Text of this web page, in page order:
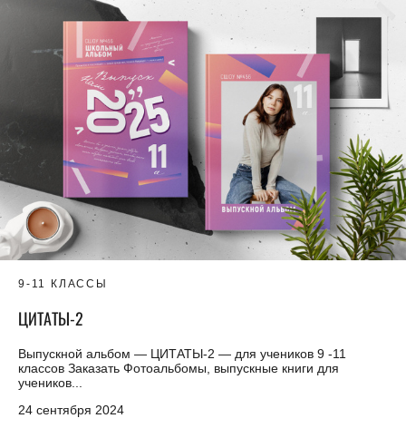
9-11 КЛАССЫ
ЦИТАТЫ-2
Выпускной альбом — ЦИТАТЫ-2 — для учеников 9 -11
классов Заказать Фотоальбомы, выпускные книги для
учеников...
24 сентября 2024